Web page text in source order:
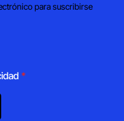
para suscribirse
*